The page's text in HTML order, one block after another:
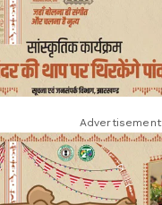
Advertisement